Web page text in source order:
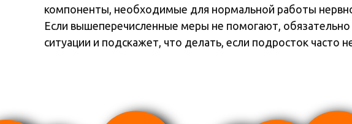
компоненты, необходимые для нормальной работы
Если вышеперечисленные меры не помогают, обязательно
ситуации и подскажет, что делать, если подросток часто